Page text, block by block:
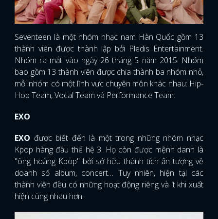
Seventeen là một nhóm nhạc nam Hàn Quốc gồm 13
thành viên được thành lập bởi Pledis Entertainment.
Nhóm ra mắt vào ngày 26 tháng 5 năm 2015. Nhóm
bao gồm 13 thành viên được chia thành ba nhóm nhỏ,
mỗi nhóm có một lĩnh vực chuyên môn khác nhau: Hip-
Hop Team, Vocal Team và Performance Team.
EXO
EXO được biết đến là một trong những nhóm nhạc
Kpop hàng đầu thế hệ 3. Họ còn được mệnh danh là
"ông hoàng Kpop" bởi sở hữu thành tích ấn tượng về
doanh số album, concert… Tuy nhiên, hiện tại các
thành viên đều có những hoạt động riêng và ít khi xuất
hiện cùng nhau hơn.